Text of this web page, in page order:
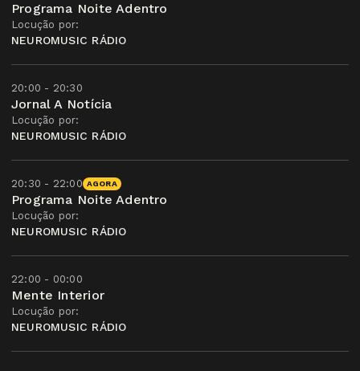
Programa Noite Adentro
Locução por:
NEUROMUSIC RÁDIO
20:00 - 20:30
Jornal A Notícia
Locução por:
NEUROMUSIC RÁDIO
20:30 - 22:00 AGORA
Programa Noite Adentro
Locução por:
NEUROMUSIC RÁDIO
22:00 - 00:00
Mente Interior
Locução por:
NEUROMUSIC RÁDIO